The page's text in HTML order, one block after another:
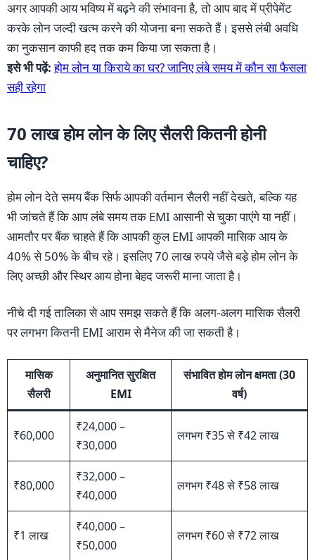
अगर आपकी आय भविष्य में बढ़ने की संभावना है, तो आप बाद में प्रीपेमेंट
करके लोन जल्दी खत्म करने की योजना बना सकते हैं। इससे लंबी अवधि
का नुकसान काफी हद तक कम किया जा सकता है।
इसे भी पढ़ें:होम लोन या किराये का घर? जानिए लंबे समय में कौन सा फैसला
सही रहेगा
70 लाख होम लोन के लिए सैलरी कितनी होनी
चाहिए?
होम लोन देते समय बैंक सिर्फ आपकी वर्तमान सैलरी नहीं देखते, बल्कि यह
भी जांचते हैं कि आप लंबे समय तक EMI आसानी से चुका पाएंगे या नहीं।
आमतौर पर बैंक चाहते हैं कि आपकी कुल EMI आपकी मासिक आय के
40% से 50% के बीच रहे। इसलिए 70 लाख रुपये जैसे बड़े होम लोन के
लिए अच्छी और स्थिर आय होना बेहद जरूरी माना जाता है।
नीचे दी गई तालिका से आप समझ सकते हैं कि अलग-अलग मासिक सैलरी
पर लगभग कितनी EMI आराम से मैनेज की जा सकती है।
मासिक
सैलरी
अनुमानित सुरक्षित
EMI
संभावित होम लोन क्षमता (30
वर्ष)
₹60,000
₹24,000 –
₹30,000
लगभग ₹35 से ₹42 लाख
₹80,000
₹32,000 –
₹40,000
लगभग ₹48 से ₹58 लाख
₹1 लाख
₹40,000 –
₹50,000
लगभग ₹60 से ₹72 लाख